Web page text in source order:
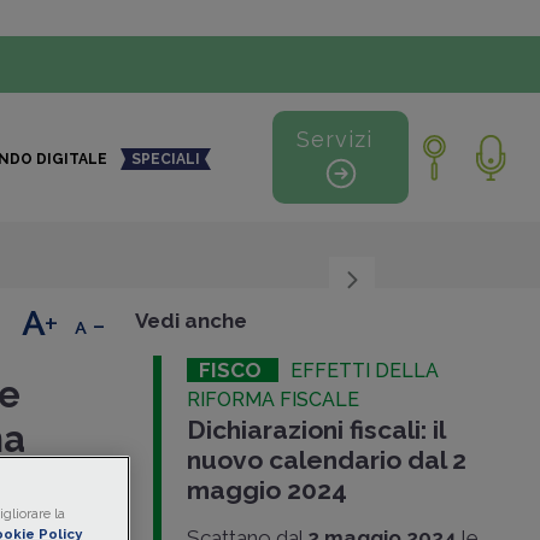
DIGITALE SPECIALI
Servizi
nel
+ - Vedi anche
FISCO
EFFETTI DELLA
RIFORMA FISCALE
Dichiarazioni fiscali: il
nuovo calendario dal 2
maggio 2024
la
Policy